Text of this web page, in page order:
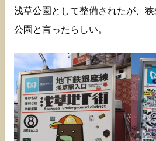
浅草公園として整備されたが、
公園と言ったらしい。